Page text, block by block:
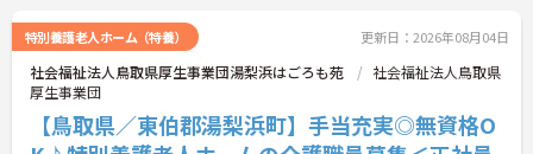
特別養護老人ホーム（特養） 更新日：2026年08月04日
社会福祉法人鳥取県厚生事業団湯梨浜はごろも苑
社会福祉法人鳥取県
厚生事業団
【鳥取県／東伯郡湯梨浜町】手当充実◎無資格O